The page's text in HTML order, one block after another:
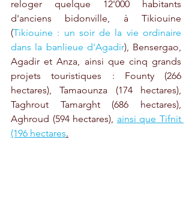
reloger quelque 12'000 habitants
d'anciens bidonville, à Tikiouine
(Tikiouine : un soir de la vie ordinaire
dans la banlieue d'Agadir), Bensergao,
Agadir et Anza, ainsi que cinq grands
projets touristiques : Founty (266
hectares), Tamaounza (174 hectares),
Taghrout Tamarght (686 hectares),
Aghroud (594 hectares), ainsi que Tifnit
(196 hectares.